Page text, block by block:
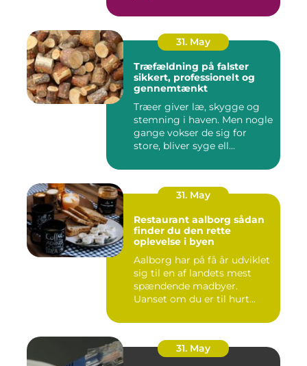
31. May
Træfældning på falster
sikkert, professionelt og
gennemtænkt
Træer giver læ, skygge og
stemning i haven. Men nogle
gange vokser de sig for
store, bliver syge ell...
31. May
Restaurant aalborg sådan
finder du den rette
oplevelse i byen
Aalborg har på få år udviklet
sig til en af landets mest
spændende madbyer.
Uanset om du er til hurt...
31. May